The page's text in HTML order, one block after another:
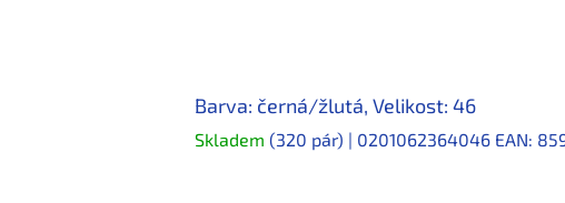
Barva: černá/žlutá, Velikost: 46
Skladem (320 pár) | 0201062364046 EAN: